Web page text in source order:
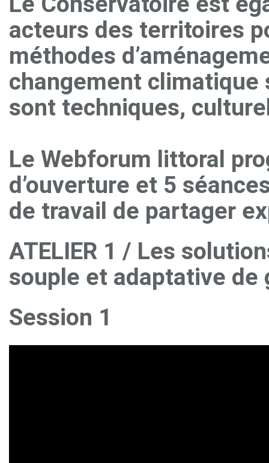
acteurs des territoires
méthodes
changement
sont techniques,
Le Webforum littoral
d’ouverture et 5
de travail de partager
ATELIER 1 / Les
souple et adaptative de
Session 1